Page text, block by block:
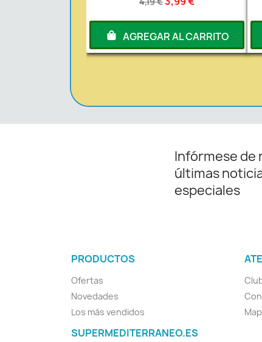
AGREGAR AL CARRITO
Infórmese de
últimas
especiales
PRODUCTOS
Ofertas
Novedades
Los más vendidos
SUPERMEDITERRANEO.ES